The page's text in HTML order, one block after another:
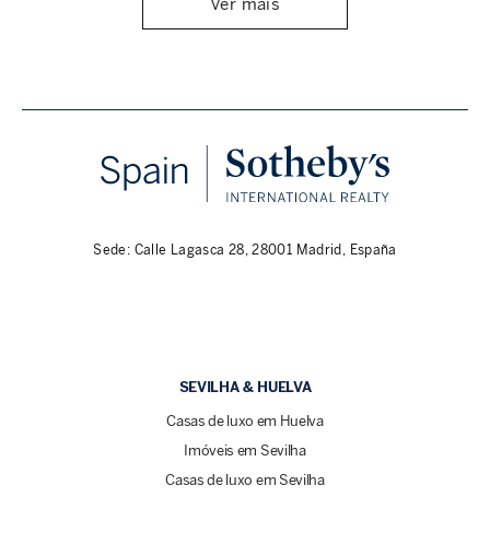
Ver mais
Sede: Calle Lagasca 28, 28001 Madrid, España
SEVILHA & HUELVA
Casas de luxo em Huelva
Imóveis em Sevilha
Casas de luxo em Sevilha